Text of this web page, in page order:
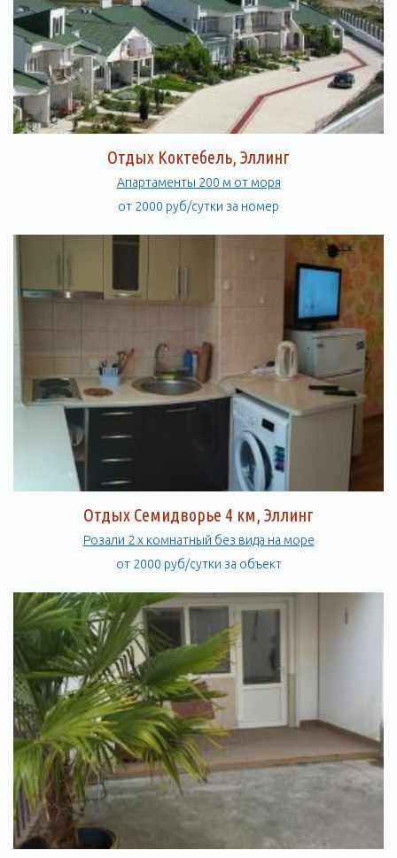
Отдых Коктебель, Эллинг
Апартаменты 200 м от моря
от 2000 руб/сутки за номер
Отдых Семидворье 4 км, Эллинг
Розали 2 х комнатный без вида на море
от 2000 руб/сутки за объект